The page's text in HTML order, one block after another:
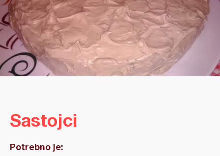
Sastojci
Potrebno je: